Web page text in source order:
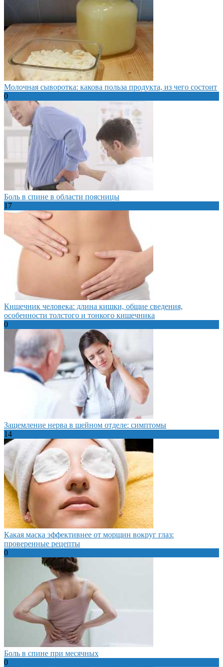
Молочная сыворотка: какова польза продукта, из чего состоит
0
Боль в спине в области поясницы
17
Кишечник человека: длина кишки, общие сведения,
особенности толстого и тонкого кишечника
0
Защемление нерва в шейном отделе: симптомы
14
Какая маска эффективнее от морщин вокруг глаз:
проверенные рецепты
0
Боль в спине при месячных
0